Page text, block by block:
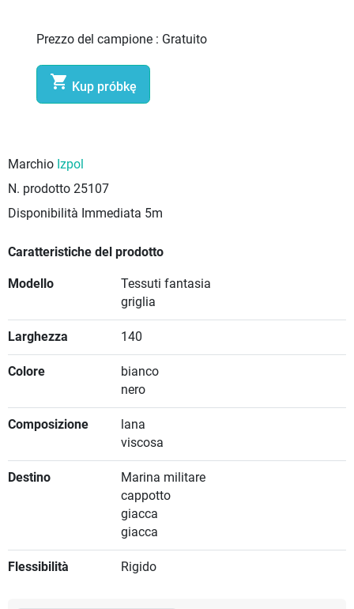
Prezzo del campione : Gratuito
 Kup próbkę
Marchio Izpol
N. prodotto 25107
Disponibilità Immediata 5m
Caratteristiche del prodotto
Modello
Tessuti fantasia
griglia
Larghezza 140
Colore
bianco
nero
Composizione
lana
viscosa
Destino
Marina militare
cappotto
giacca
giacca
Flessibilità Rigido